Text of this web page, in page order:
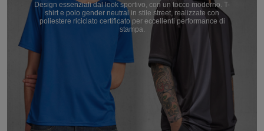
Design essenziali dal look sportivo, con un tocco moderno. T-
shirt e polo gender neutral in stile street, realizzate con
poliestere riciclato certificato per eccellenti performance di
stampa.